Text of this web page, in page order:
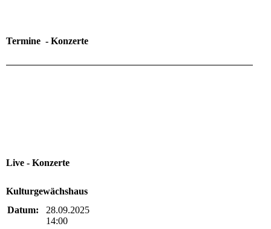
Termine - Konzerte
Live - Konzerte
Kulturgewächshaus
Datum:
28.09.2025
14:00